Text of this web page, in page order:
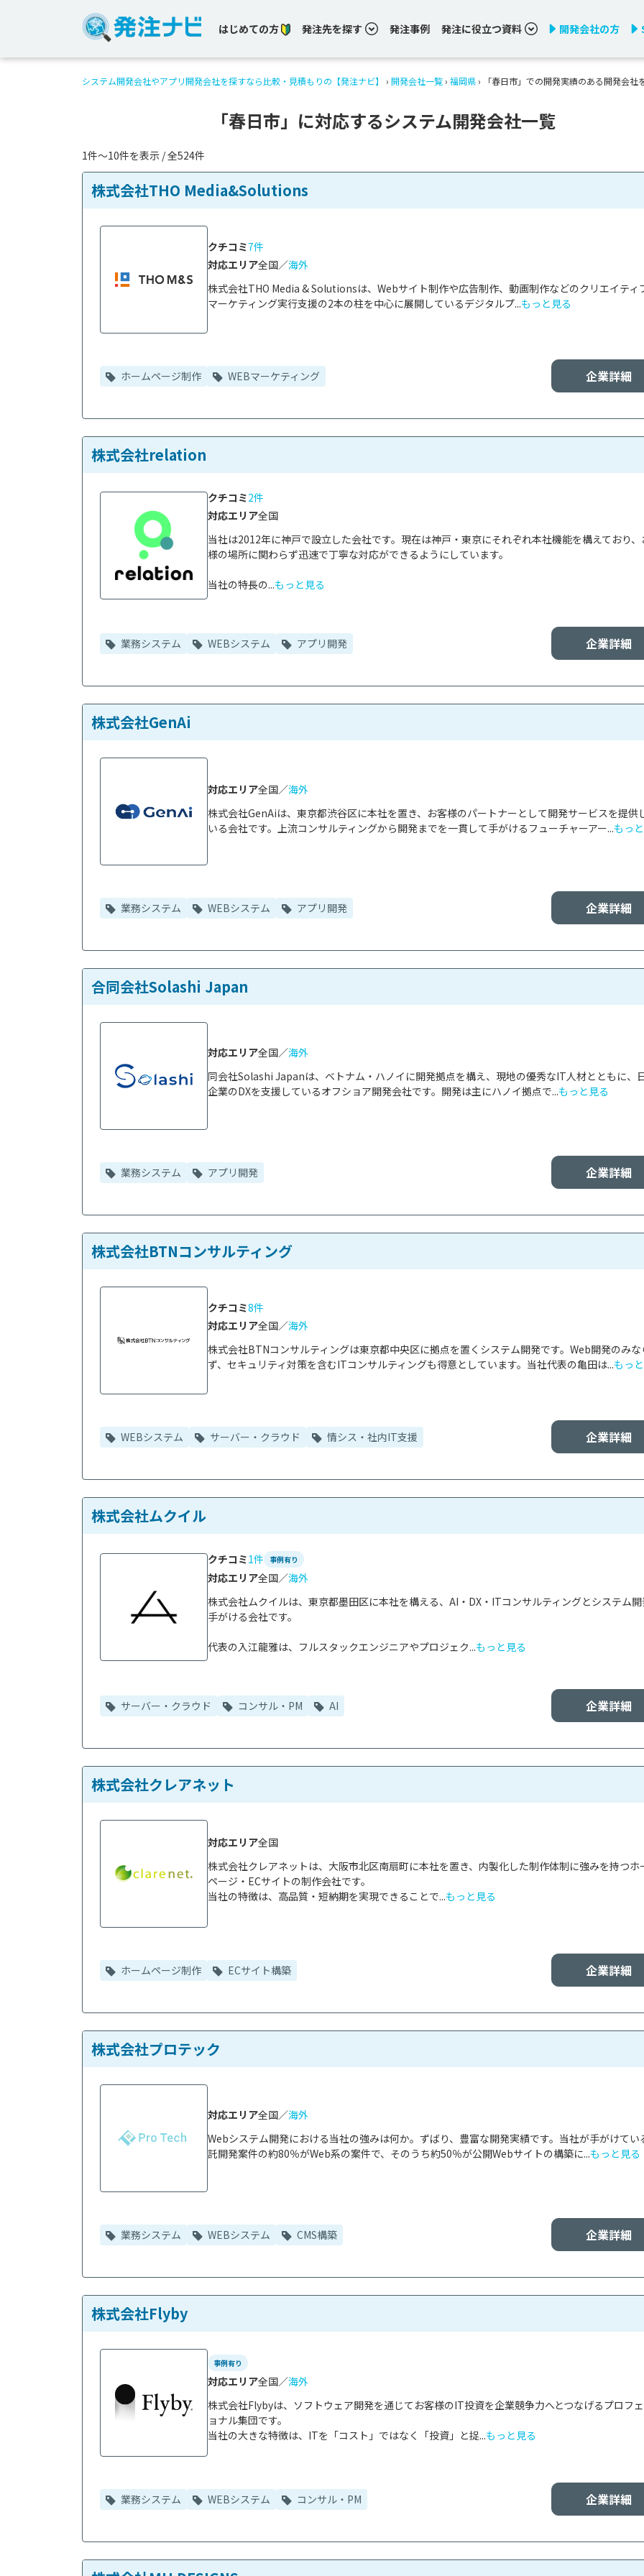
はじめての方 発注先を探す 発注事例 発注に役立つ資料 開発会社の方
システム開発会社やアプリ開発会社を探すなら比較・見積もりの【発注ナビ】 › 開発会社一覧 › 福岡県 › 「春日市」での開発実績のある開発会社
「春日市」に対応するシステム開発会社一覧
1件〜10件を表示 / 全524件
株式会社THO Media&Solutions
株式会社THO Media & Solutionsは、Webサイト制作や広告制作、動画制作などのクリエイティ
マーケティング実行支援の2本の柱を中心に展開しているデジタルプ...もっと見る
クチコミ7件
対応エリア全国／海外
企業詳細
ホームページ制作 WEBマーケティング
株式会社relation
当社は2012年に神戸で設立した会社です。現在は神戸・東京にそれぞれ本社機能を構えており、
様の場所に関わらず迅速で丁寧な対応ができるようにしています。
当社の特長の...もっと見る
クチコミ2件
対応エリア全国
企業詳細
業務システム WEBシステム アプリ開発
株式会社GenAi
株式会社GenAiは、東京都渋谷区に本社を置き、お客様のパートナーとして開発サービスを提供
いる会社です。上流コンサルティングから開発までを一貫して手がけるフューチャーアー...もっ
対応エリア全国／海外
企業詳細
業務システム WEBシステム アプリ開発
合同会社Solashi Japan
同会社Solashi Japanは、ベトナム・ハノイに開発拠点を構え、現地の優秀なIT人材とともに、
企業のDXを支援しているオフショア開発会社です。開発は主にハノイ拠点で...もっと見る
対応エリア全国／海外
企業詳細
業務システム アプリ開発
株式会社BTNコンサルティング
株式会社BTNコンサルティングは東京都中央区に拠点を置くシステム開発です。Web開発のみな
ず、セキュリティ対策を含むITコンサルティングも得意としています。当社代表の亀田は...もっ
クチコミ8件
対応エリア全国／海外
企業詳細
WEBシステム サーバー・クラウド 情シス・社内IT支援
株式会社ムクイル
株式会社ムクイルは、東京都墨田区に本社を構える、AI・DX・ITコンサルティングとシステム
手がける会社です。
代表の入江龍雅は、フルスタックエンジニアやプロジェク...もっと見る
クチコミ1件 事例有り
対応エリア全国／海外
企業詳細
サーバー・クラウド コンサル・PM AI
株式会社クレアネット
株式会社クレアネットは、大阪市北区南扇町に本社を置き、内製化した制作体制に強みを持つホ
ページ・ECサイトの制作会社です。
当社の特徴は、高品質・短納期を実現できることで...もっと見る
対応エリア全国
企業詳細
ホームページ制作 ECサイト構築
株式会社プロテック
Webシステム開発における当社の強みは何か。ずばり、豊富な開発実績です。当社が手がけてい
託開発案件の約80％がWeb系の案件で、そのうち約50％が公開Webサイトの構築に...もっと見る
対応エリア全国／海外
企業詳細
業務システム WEBシステム CMS構築
株式会社Flyby
株式会社Flybyは、ソフトウェア開発を通じてお客様のIT投資を企業競争力へとつなげるプロフ
ョナル集団です。
当社の大きな特徴は、ITを「コスト」ではなく「投資」と捉...もっと見る
事例有り
対応エリア全国／海外
企業詳細
業務システム WEBシステム コンサル・PM